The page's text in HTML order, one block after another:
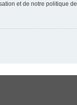
et de notre politique